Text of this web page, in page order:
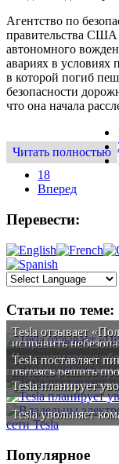
Агентство по
правительства США
автономного
авариях в условиях
в которой погиб
безопасности
что она начала
Читать полностью
18
Вперед
Перевести:
Статьи по теме:
Tesla отзывает
исправить
Что случилось с
Tesla поставляет
пытаясь решить
Tesla планирует
Tesla увольняет
Популярное